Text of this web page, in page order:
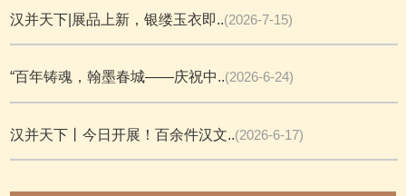
汉并天下|展品上新，银缕玉衣即..(2026-7-15)
“百年铸魂，翰墨春城——庆祝中..(2026-6-24)
汉并天下丨今日开展！百余件汉文..(2026-6-17)